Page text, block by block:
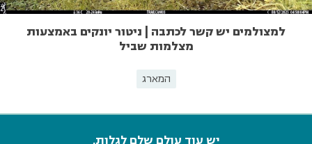
למצולמים יש קשר לכתבה | ניטור יונקים באמצעות
מצלמות שביל
המארג
יש עוד עולם שלם לגלות.